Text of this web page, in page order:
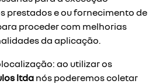
prestados e ou fornecimento de
proceder com melhorias
da aplicação.
ao utilizar os
ltda nós poderemos coletar